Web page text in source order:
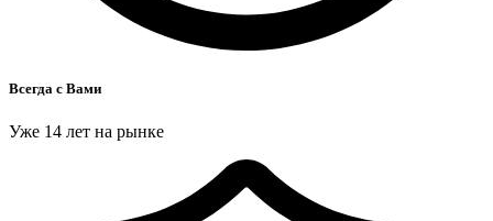
Всегда с Вами
Уже 14 лет на рынке